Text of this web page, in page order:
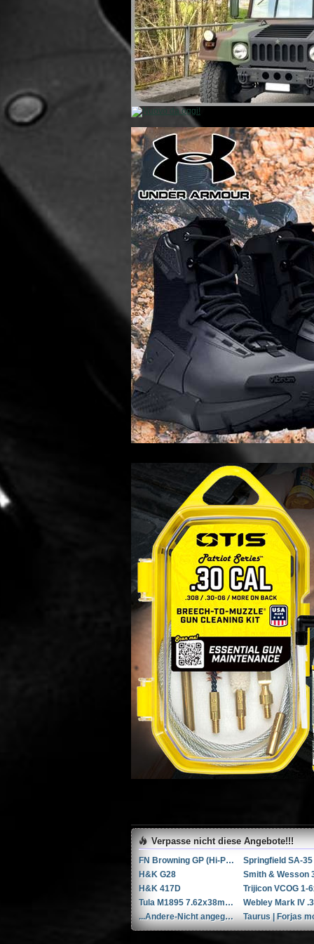
Verpasse nicht diese Angebote!!!
FN Browning GP (Hi-Power / GP35)
H&K G28
H&K 417D
Tula M1895 7.62x38mmR / 7.62x38mm Nagant
Webley Mark IV
...Andere-Nicht angegeben W+F Raketenpistole 1917/1934 kal. 34mm ...Andere/Nicht angegeben